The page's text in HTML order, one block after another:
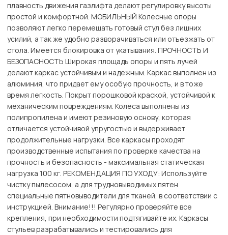
плавность движения газлифта делают регулировку высоты
простой и комфортной. МОБИЛЬНЫЙ Колесные опоры
позволяют легко перемещать готовый стул без лишних
усилий, а так же удобно разворачиваться или отъезжать от
стола. Имеется блокировка от укатывания. ПРОЧНОСТЬ И
БЕЗОПАСНОСТЬ Широкая площадь опоры и пять лучей
делают каркас устойчивым и надежным. Каркас выполнен из
алюминия, что придает ему особую прочность, и в тоже
время легкость. Покрыт порошковой краской, устойчивой к
механическим повреждениям. Колеса выполнены из
полипропилена и имеют резиновую основу, которая
отличается устойчивой упругостью и выдерживает
продолжительные нагрузки. Все каркасы проходят
производственные испытания по проверке качества на
прочность и безопасность - максимальная статическая
нагрузка 100 кг. РЕКОМЕНДАЦИЯ ПО УХОДУ: Используйте
чистку пылесосом, а для трудновыводимых пятен
специальные пятновыводители для тканей, в соответствии с
инструкцией. Внимание!!! Регулярно проверяйте все
крепления, при необходимости подтягивайте их. Каркасы
стульев разрабатывались и тестировались для